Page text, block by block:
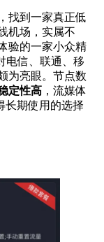
找到一家真正低
机场，实属不
验的一家小众精
电信、联通、移
为亮眼。节点数
定性高 ，流媒体
长期使用的选择